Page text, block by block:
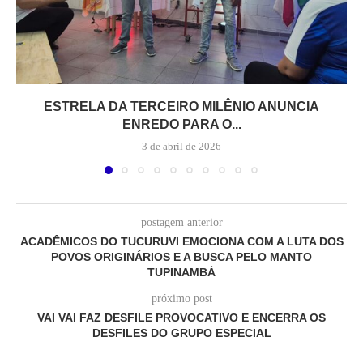
ESTRELA DA TERCEIRO MILÊNIO ANUNCIA
ENREDO PARA O...
3 de abril de 2026
postagem anterior
ACADÊMICOS DO TUCURUVI EMOCIONA COM A LUTA DOS
POVOS ORIGINÁRIOS E A BUSCA PELO MANTO
TUPINAMBÁ
próximo post
VAI VAI FAZ DESFILE PROVOCATIVO E ENCERRA OS
DESFILES DO GRUPO ESPECIAL